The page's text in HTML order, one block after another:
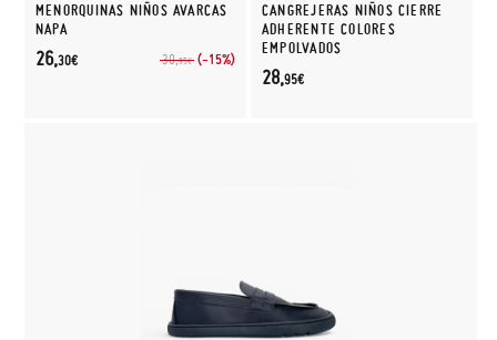
MENORQUINAS NIÑOS AVARCAS
NAPA
30,95€ (-15%)
26,30€
CANGREJERAS NIÑOS CIERRE
ADHERENTE COLORES
EMPOLVADOS
28,95€